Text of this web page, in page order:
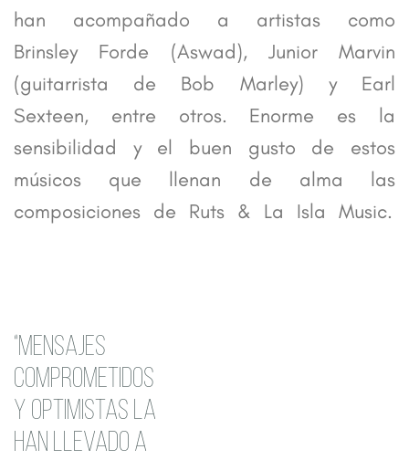
han acompañado a artistas como
Brinsley Forde (Aswad), Junior Marvin
(guitarrista de Bob Marley) y Earl
Sexteen, entre otros. Enorme es la
sensibilidad y el buen gusto de estos
músicos que llenan de alma las
composiciones de Ruts & La Isla Music.
“MENSAJES
COMPROMETIDOS
Y OPTIMISTAS LA
HAN LLEVADO A